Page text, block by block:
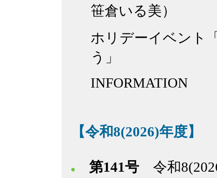
笹倉いる美）
ホリデーイベント
う」
INFORMATION
【令和8(2026)年度】
第141号 令和